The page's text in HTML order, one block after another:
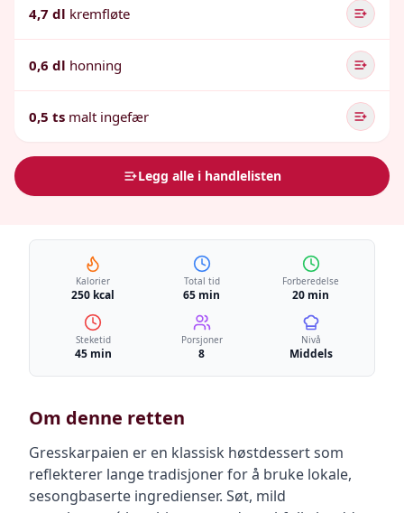
4,7 dl kremfløte
0,6 dl honning
0,5 ts malt ingefær
Legg alle i handlelisten
Kalorier
250 kcal
Total tid
65 min
Forberedelse
20 min
Steketid
45 min
Porsjoner
8
Nivå
Middels
Om denne retten
Gresskarpaien er en klassisk høstdessert som
reflekterer lange tradisjoner for å bruke lokale,
sesongbaserte ingredienser. Søt, mild